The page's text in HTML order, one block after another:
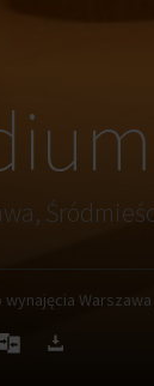
wynajęcia Warszawa